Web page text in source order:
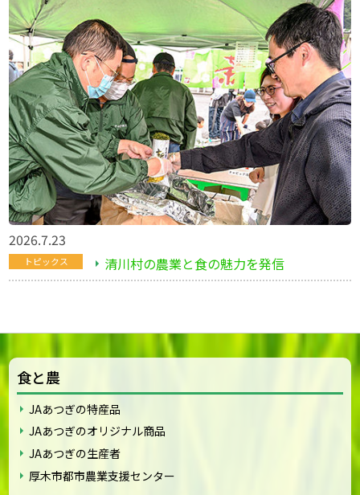
2026.7.23
トピックス 清川村の農業と食の魅力を発信
食と農
JAあつぎの特産品
JAあつぎのオリジナル商品
JAあつぎの生産者
厚木市都市農業支援センター